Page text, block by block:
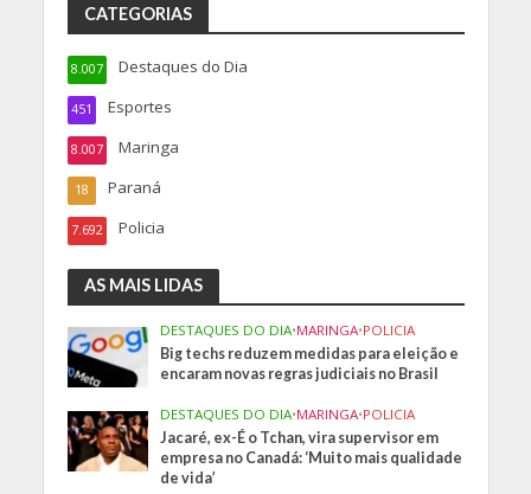
CATEGORIAS
Destaques do Dia
8.007
Esportes
451
Maringa
8.007
Paraná
18
Policia
7.692
AS MAIS LIDAS
DESTAQUES DO DIA•MARINGA•POLICIA
Big techs reduzem medidas para eleição e
encaram novas regras judiciais no Brasil
DESTAQUES DO DIA•MARINGA•POLICIA
Jacaré, ex-É o Tchan, vira supervisor em
empresa no Canadá: ‘Muito mais qualidade
de vida’